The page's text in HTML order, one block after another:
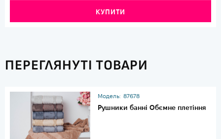
КУПИТИ
ПЕРЕГЛЯНУТІ ТОВАРИ
Модель: 87678
Рушники банні Обємне плетіння